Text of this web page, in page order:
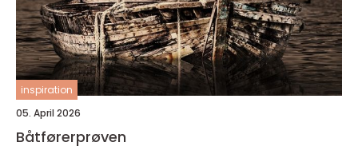
inspiration
05. April 2026
Båtførerprøven